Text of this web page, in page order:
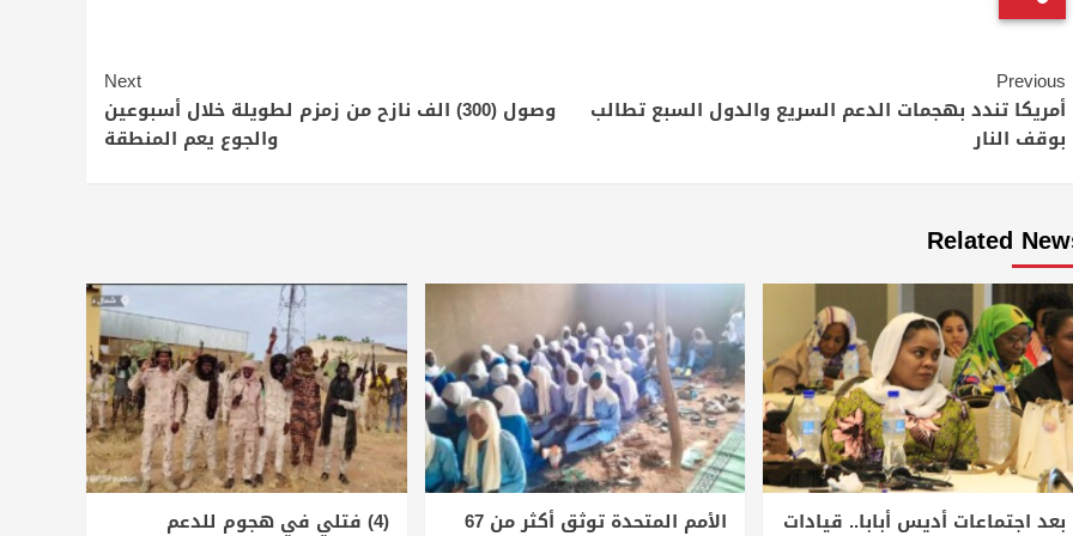
Continue
Reading
Previous
أمريكا تندد بهجمات الدعم السريع والدول السبع تطالب
بوقف النار
Next
وصول (300) الف نازح من زمزم لطويلة خلال أسبوعين
والجوع يعم المنطقة
Related
بعد اجتماعات أديس أبابا.. قيادات الأمم المتحدة توثق أكثر من 67 (4) فتلي في هجوم للدعم